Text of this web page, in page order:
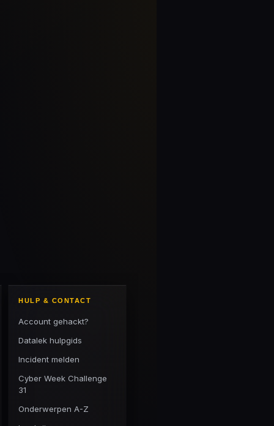
HULP & CONTACT
Account gehackt?
Datalek hulpgids
Incident melden
Cyber Week Challenge
31
Onderwerpen A-Z